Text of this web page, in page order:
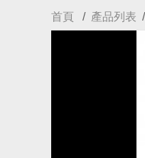
首頁 產品列表